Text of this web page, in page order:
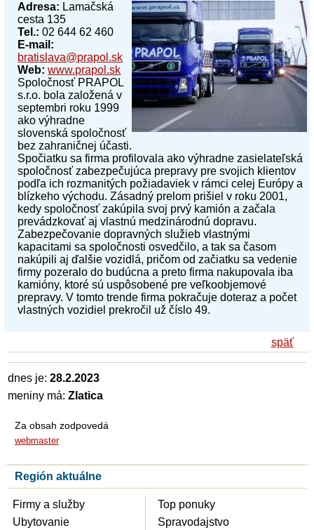
Adresa: Lamačská
cesta 135
Tel.:02 644 62 460
E-mail:
bratislava@prapol.sk
Web:www.prapol.sk
Spoločnosť PRAPOL
s.r.o. bola založená v
septembri roku 1999
ako výhradne
slovenská spoločnosť
bez zahraničnej účasti.
Spočiatku sa firma profilovala ako výhradne zasielateľská
spoločnosť zabezpečujúca prepravy pre svojich klientov
podľa ich rozmanitých požiadaviek v rámci celej Európy a
blízkeho východu. Zásadný prelom prišiel v roku 2001,
kedy spoločnosť zakúpila svoj prvý kamión a začala
prevádzkovať aj vlastnú medzinárodnú dopravu.
Zabezpečovanie dopravných služieb vlastnými
kapacitami sa spoločnosti osvedčilo, a tak sa časom
nakúpili aj ďalšie vozidlá, pričom od začiatku sa vedenie
firmy pozeralo do budúcna a preto firma nakupovala iba
kamióny, ktoré sú uspôsobené pre veľkoobjemové
prepravy. V tomto trende firma pokračuje doteraz a počet
vlastných vozidiel prekročil už číslo 49.
späť
dnes je: 28.2.2023
meniny má: Zlatica
Za obsah zodpovedá
webmaster
Región aktuálne
Firmy a služby
Ubytovanie
Top ponuky
Spravodajstvo